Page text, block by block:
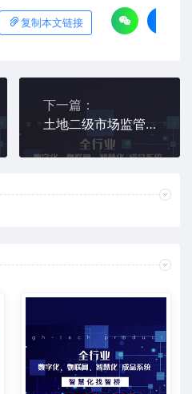
复制本文链接
下一篇：
土地二级市场监管平台